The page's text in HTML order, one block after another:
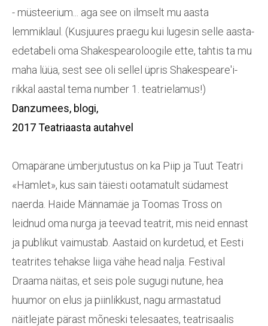
- müsteerium... aga see on ilmselt mu aasta
lemmiklaul. (Kusjuures praegu kui lugesin selle aasta-
edetabeli oma Shakespearoloogile ette, tahtis ta mu
maha lüüa, sest see oli sellel üpris Shakespeare'i-
rikkal aastal tema number 1. teatrielamus!)
Danzumees, blogi,
2017 Teatriaasta autahvel
Omapärane ümberjutustus on ka Piip ja Tuut Teatri
«Hamlet», kus sain täiesti ootamatult südamest
naerda. Haide Männamäe ja Toomas Tross on
leidnud oma nurga ja teevad teatrit, mis neid ennast
ja publikut vaimustab. Aastaid on kurdetud, et Eesti
teatrites tehakse liiga vähe head nalja. Festival
Draama näitas, et seis pole sugugi nutune, hea
huumor on elus ja piinlikkust, nagu armastatud
näitlejate pärast mõneski telesaates, teatrisaalis